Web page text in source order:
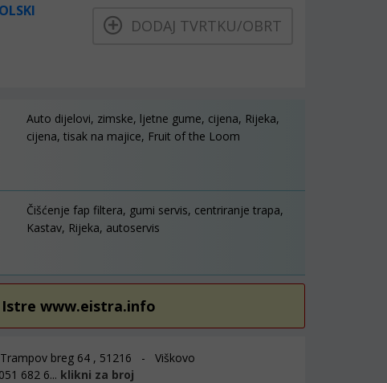
DODAJ TVRTKU/OBRT
Auto dijelovi, zimske, ljetne gume, cijena, Rijeka,
cijena, tisak na majice, Fruit of the Loom
Čišćenje fap filtera, gumi servis, centriranje trapa,
Kastav, Rijeka, autoservis
www.eistra.info
Trampov breg 64 , 51216 - Viškovo
051 682 6... klikni za broj